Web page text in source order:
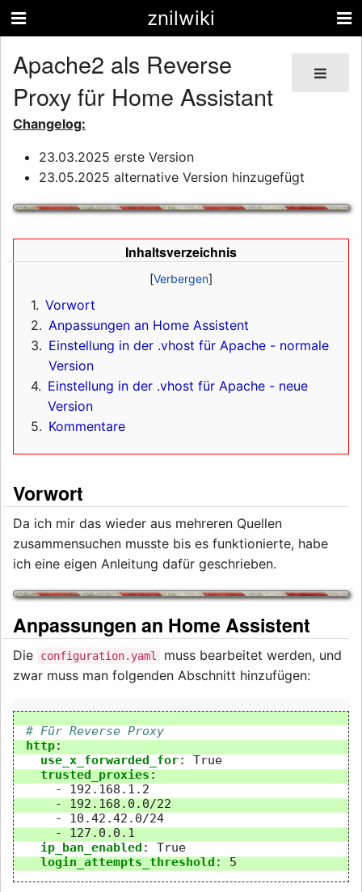
znilwiki
Apache2 als Reverse
Proxy für Home Assistant
Changelog:
23.03.2025 erste Version
23.05.2025 alternative Version hinzugefügt
Inhaltsverzeichnis
1 Vorwort
2
Anpassungen an Home Assistent
3
Einstellung in der .vhost für Apache - normale
Version
4
Einstellung in der .vhost für Apache - neue
Version
5
Kommentare
Vorwort
Da ich mir das wieder aus mehreren Quellen
zusammensuchen musste bis es funktionierte, habe
ich eine eigen Anleitung dafür geschrieben.
Anpassungen an Home Assistent
Die configuration.yaml
muss bearbeitet werden, und
zwar muss man folgenden Abschnitt hinzufügen:
# Für Reverse Proxy
http:
use_x_forwarded_for:
True
trusted_proxies :
-
192.168.1.2
-
192.168.0.0/22
-
10.42.42.0/24
-
127.0.0.1
ip_ban_enabled :
True
login_attempts_threshold : 5